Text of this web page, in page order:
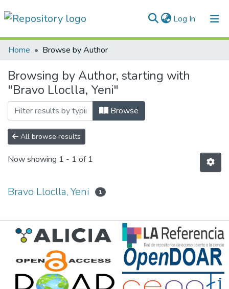
Log In (current)
Communities & Collections
All of DSpace
Normativas
Home Browse by Author
Browsing by Author, starting with
"Bravo Lloclla, Yeni"
Browse
All browse results
Now showing 1 - 1 of 1
Bravo Lloclla, Yeni 1